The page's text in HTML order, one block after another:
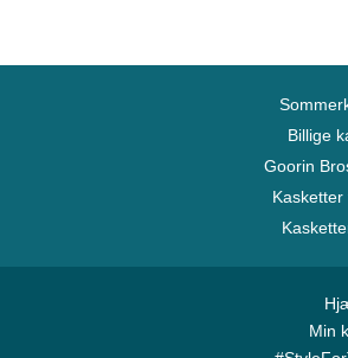
Billige
Goorin
Min